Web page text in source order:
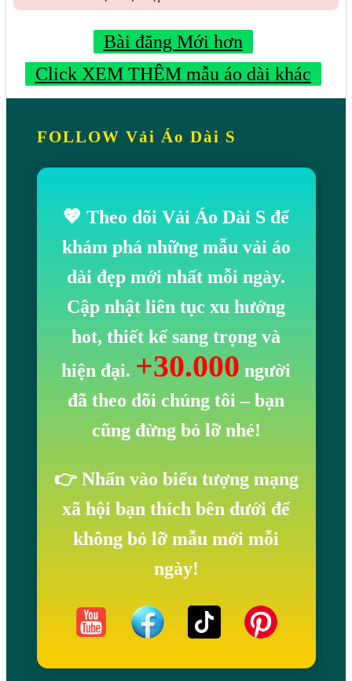
Bài đăng Mới hơn
Click XEM THÊM mẫu áo dài khác
FOLLOW Vải Áo Dài S
💖 Theo dõi Vải Áo Dài S để
khám phá những mẫu vải áo
dài đẹp mới nhất mỗi ngày.
Cập nhật liên tục xu hướng
hot, thiết kế sang trọng và
hiện đại. +30.000 người
đã theo dõi chúng tôi – bạn
cũng đừng bỏ lỡ nhé!
👉 Nhấn vào biểu tượng mạng
xã hội bạn thích bên dưới để
không bỏ lỡ mẫu mới mỗi
ngày!